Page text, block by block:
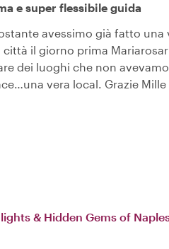
e super flessibile guida
avessimo già fatto
città il giorno prima
dei luoghi che non
vera local. Grazie Mille
& Hidden Gems of